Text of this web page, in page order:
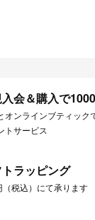
会＆購入で
オンラインブティック
トサービス
ラッピング
（税込）にて承ります